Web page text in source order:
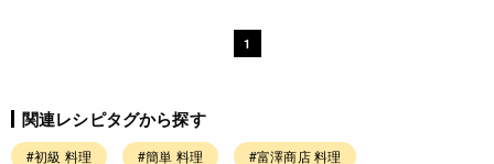
1
関連レシピタグから探す
#初級 料理 #簡単 料理 #富澤商店 料理